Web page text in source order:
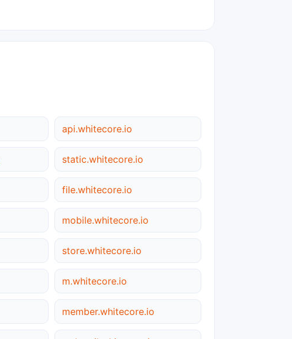
api.whitecore.io
static.whitecore.io
file.whitecore.io
mobile.whitecore.io
store.whitecore.io
m.whitecore.io
member.whitecore.io